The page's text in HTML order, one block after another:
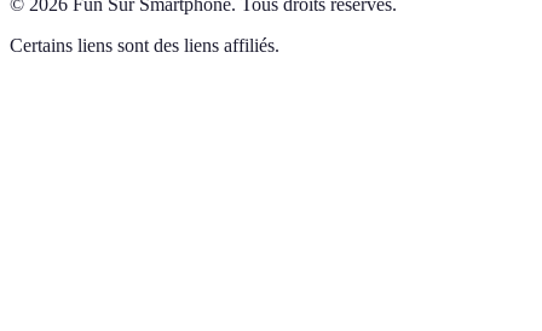
Certains liens sont des liens affiliés.